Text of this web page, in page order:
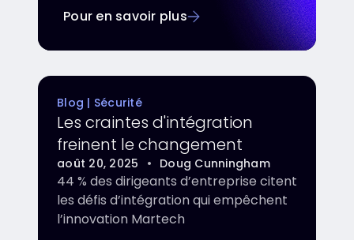
Pour en savoir plus
Blog | Sécurité
Les craintes d'intégration
freinent le changement
août 20, 2025 • Doug Cunningham
44 % des dirigeants d’entreprise citent
les défis d’intégration qui empêchent
l’innovation Martech